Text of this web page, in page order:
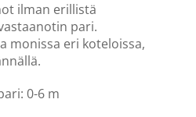
ilman erillistä
pari.
monissa eri koteloissa,
0-6 m